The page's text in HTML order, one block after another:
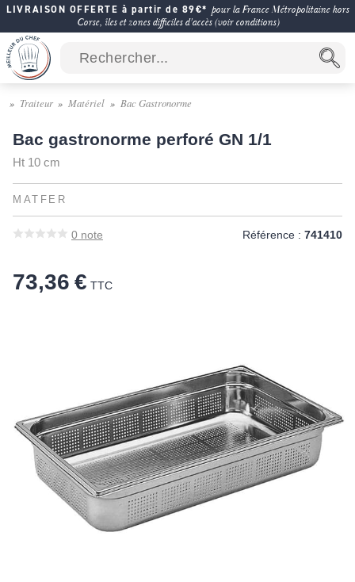
LIVRAISON OFFERTE à partir de 89€* pour la France Métropolitaine hors
Corse, îles et zones difficiles d'accès (voir conditions)
Traiteur Matériel Bac Gastronorme
Bac gastronorme perforé GN 1/1
Ht 10 cm
MATFER
0 note Référence : 741410
73,36 € TTC